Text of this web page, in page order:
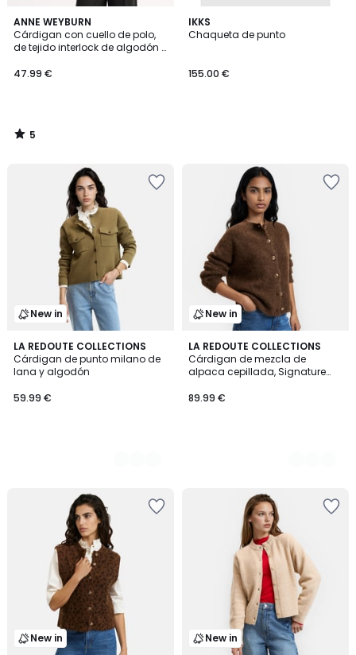
ANNE WEYBURN
Cárdigan con cuello de polo,
de tejido interlock de algodón y
47.99 €
5
/
5
5
/
IKKS
Chaqueta de punto
155.00 €
New in
LA REDOUTE COLLECTIONS
Cárdigan de punto milano de
lana y algodón
59.99 €
2
Colores
New in
LA REDOUTE COLLECTIONS
Cárdigan de mezcla de
alpaca cepillada, Signature
89.99 €
4
Colores
New in New in